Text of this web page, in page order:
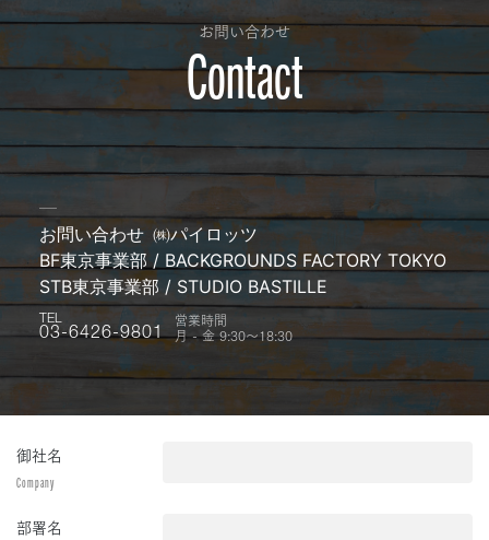
お問い合わせ
Contact
お問い合わせ ㈱パイロッツ
BF東京事業部 / BACKGROUNDS FACTORY TOKYO
STB東京事業部 / STUDIO BASTILLE
TEL
03-6426-9801
営業時間
月 - 金 9:30〜18:30
御社名
Company
部署名